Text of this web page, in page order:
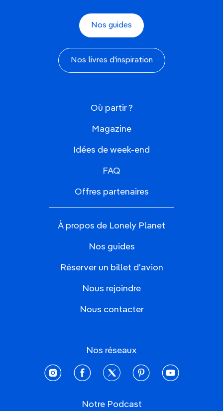
Nos guides
Nos livres d'inspiration
Où partir ?
Magazine
Idées de week-end
FAQ
Offres partenaires
À propos de Lonely Planet
Nos guides
Réserver un billet d'avion
Nous rejoindre
Nous contacter
Nos réseaux
instagramfacebooktwitter pinterestyoutube
Notre Podcast